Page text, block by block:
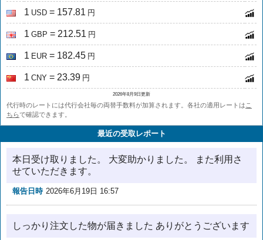
1 USD = 157.81 円
1 GBP = 212.51 円
1 EUR = 182.45 円
1 CNY = 23.39 円
2026年8月9日更新
代行時のレートには代行会社毎の両替手数料が加算されます。各社の適用レートは こ
ちらで確認できます。
最近の受取レポート
本日受け取りました。 大変助かりました。 また利用さ
せていただきます。
報告日時 2026年6月19日 16:57
しっかり注文した物が届きました ありがとうございます